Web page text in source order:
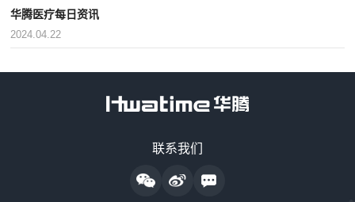
华腾医疗每日资讯
2024.04.22
联系我们